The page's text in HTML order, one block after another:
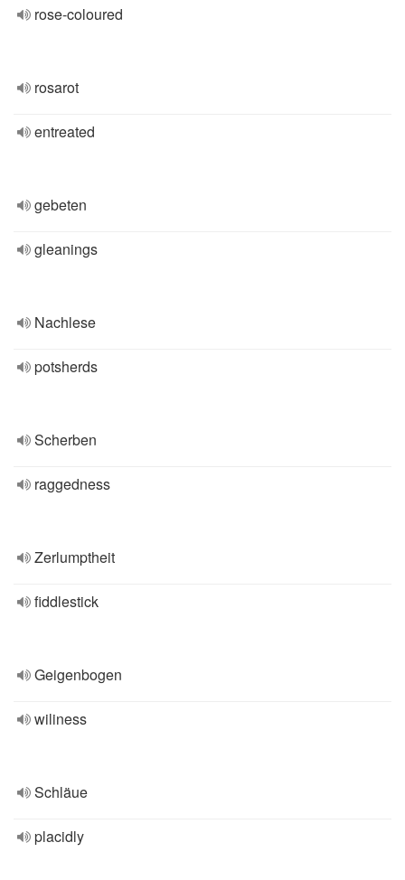
rose-coloured
rosarot
entreated
gebeten
gleanings
Nachlese
potsherds
Scherben
raggedness
Zerlumptheit
fiddlestick
Geigenbogen
wiliness
Schläue
placidly